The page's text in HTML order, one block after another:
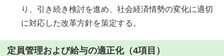
り、引き続き検討を進め、社会経済情勢の変化に適切
に対応した改革方針を策定する。
定員管理および給与の適正化（4項目）